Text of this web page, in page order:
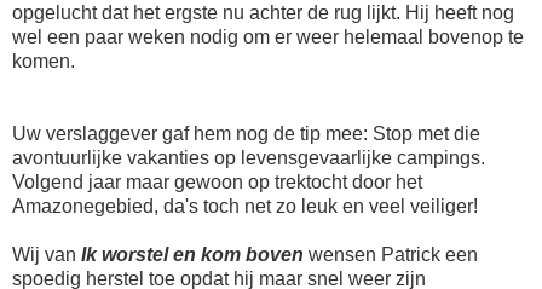
opgelucht dat het ergste nu achter de rug lijkt. Hij heeft nog
wel een paar weken nodig om er weer helemaal bovenop te
komen.
Uw verslaggever gaf hem nog de tip mee: Stop met die
avontuurlijke vakanties op levensgevaarlijke campings.
Volgend jaar maar gewoon op trektocht door het
Amazonegebied, da's toch net zo leuk en veel veiliger!
Wij van Ik worstel en kom boven wensen Patrick een
spoedig herstel toe opdat hij maar snel weer zijn